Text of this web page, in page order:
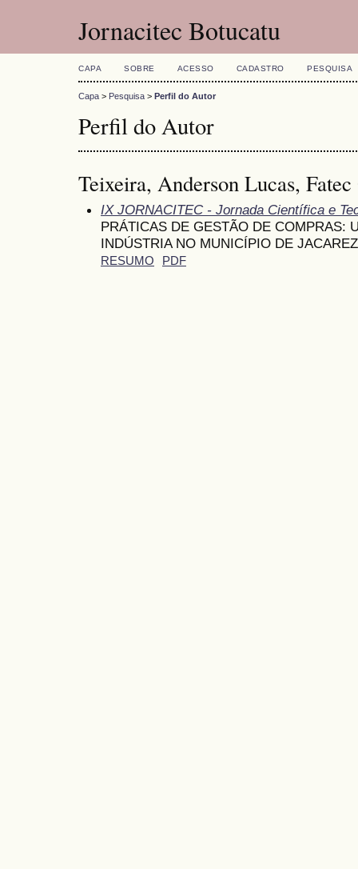
Jornacitec Botucatu
CAPA SOBRE ACESSO CADASTRO PESQUISA
Capa > Pesquisa > Perfil do Autor
Perfil do Autor
Teixeira, Anderson Lucas,
IX JORNACITEC - Jornada Científica e
PRÁTICAS DE GESTÃO DE COMPRAS:
INDÚSTRIA NO MUNICÍPIO DE
RESUMO PDF